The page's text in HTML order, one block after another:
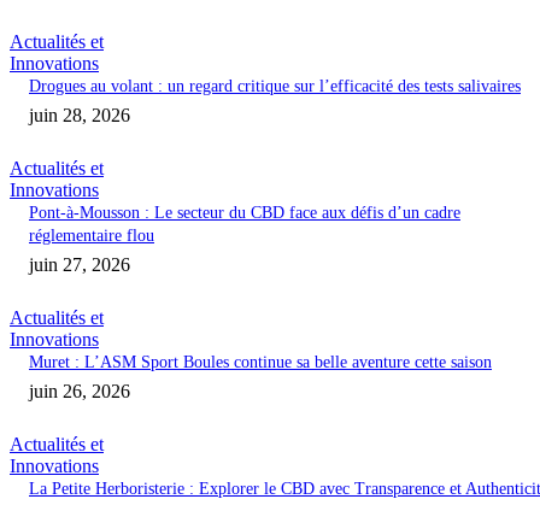
Actualités et
Innovations
Drogues au volant : un regard critique sur l’efficacité des tests salivaires
juin 28, 2026
Actualités et
Innovations
Pont-à-Mousson : Le secteur du CBD face aux défis d’un cadre
réglementaire flou
juin 27, 2026
Actualités et
Innovations
Muret : L’ASM Sport Boules continue sa belle aventure cette saison
juin 26, 2026
Actualités et
Innovations
La Petite Herboristerie : Explorer le CBD avec Transparence et